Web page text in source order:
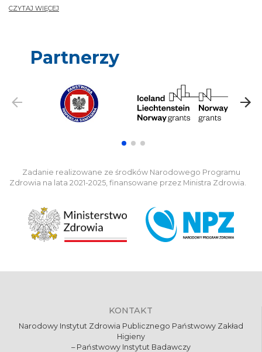
CZYTAJ WIĘCEJ
Partnerzy
Zadanie realizowane ze środków Narodowego Programu
Zdrowia na lata 2021-2025, finansowane przez Ministra Zdrowia.
KONTAKT
Narodowy Instytut Zdrowia Publicznego Państwowy Zakład
Higieny
– Państwowy Instytut Badawczy